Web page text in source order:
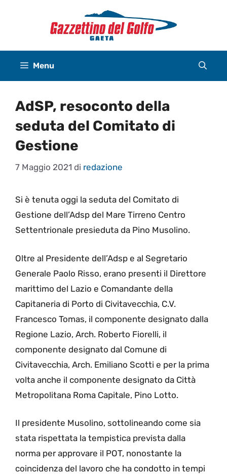
Menu
AdSP, resoconto della
seduta del Comitato di
Gestione
7 Maggio 2021 di redazione
Si è tenuta oggi la seduta del Comitato di
Gestione dell’Adsp del Mare Tirreno Centro
Settentrionale presieduta da Pino Musolino.
Oltre al Presidente dell’Adsp e al Segretario
Generale Paolo Risso, erano presenti il Direttore
marittimo del Lazio e Comandante della
Capitaneria di Porto di Civitavecchia, C.V.
Francesco Tomas, il componente designato dalla
Regione Lazio, Arch. Roberto Fiorelli, il
componente designato dal Comune di
Civitavecchia, Arch. Emiliano Scotti e per la prima
volta anche il componente designato da Città
Metropolitana Roma Capitale, Pino Lotto.
Il presidente Musolino, sottolineando come sia
stata rispettata la tempistica prevista dalla
norma per approvare il POT, nonostante la
coincidenza del lavoro che ha condotto in tempi